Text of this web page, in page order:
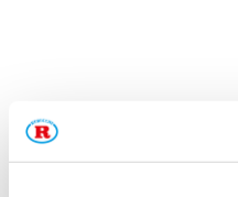
CANNELLA GOA
POLVERE